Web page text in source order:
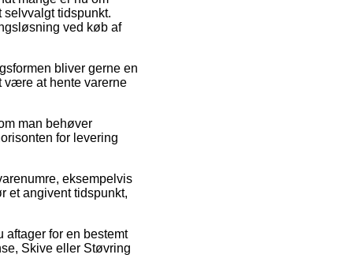
selvvalgt tidspunkt.
ved køb af
bliver gerne en
være at hente varerne
man behøver
for levering
eksempelvis
et angivent tidspunkt,
aftager for en bestemt
Skive eller Støvring